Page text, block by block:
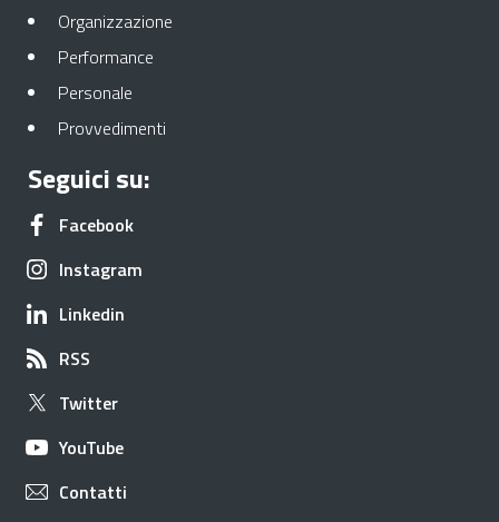
Organizzazione
Performance
Personale
Provvedimenti
Seguici su:
FacebookApre in una nuova scheda
Instagram
Linkedin
RSS
TwitterApre in una nuova scheda
YouTubeApre in una nuova scheda
Contatti